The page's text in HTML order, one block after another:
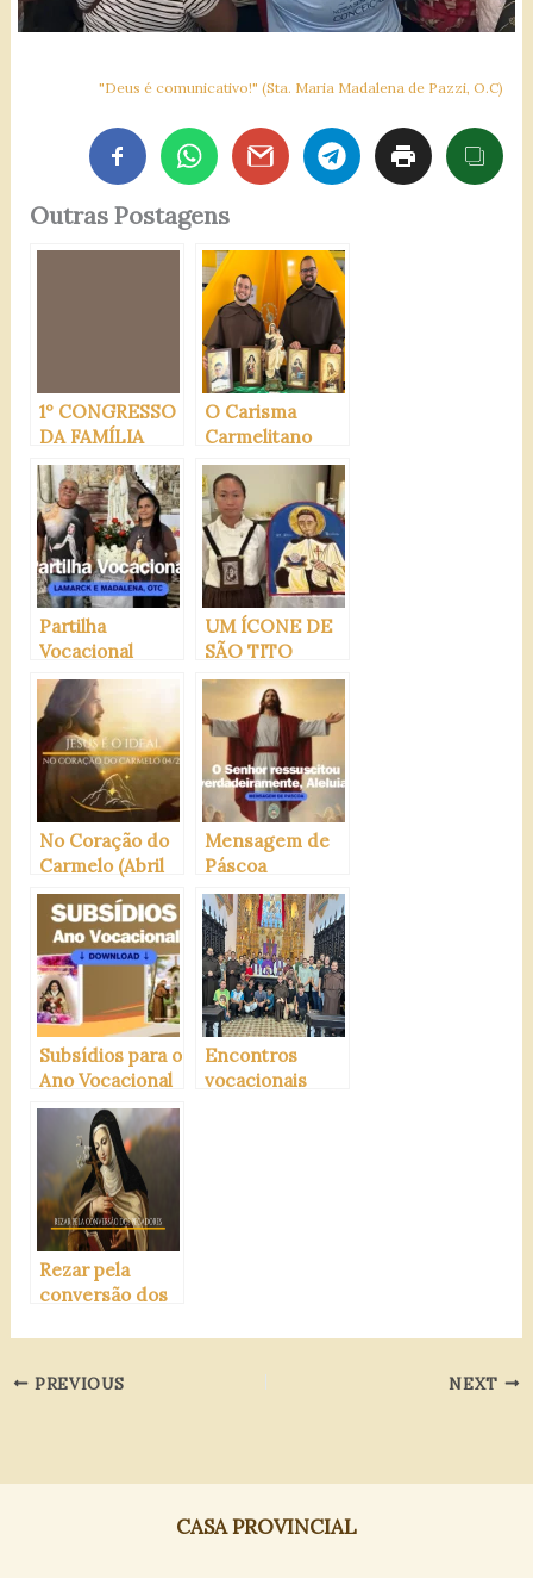
"Deus é comunicativo!" (Sta. Maria Madalena de Pazzi, O.C)
Outras Postagens
1º CONGRESSO
DA FAMÍLIA
CARMELITANA
DO BRASIL EM
APARECIDA-SP
O Carisma
Carmelitano
Partilha
Vocacional
(Lamarck e
Madalena, OTC)
UM ÍCONE DE
SÃO TITO
BRANDSMA
No Coração do
Carmelo (Abril
de 2024)
Mensagem de
Páscoa
Subsídios para o
Ano Vocacional
Carmelita
Encontros
vocacionais
Rezar pela
conversão dos
PREVIOUS NEXT
CASA PROVINCIAL